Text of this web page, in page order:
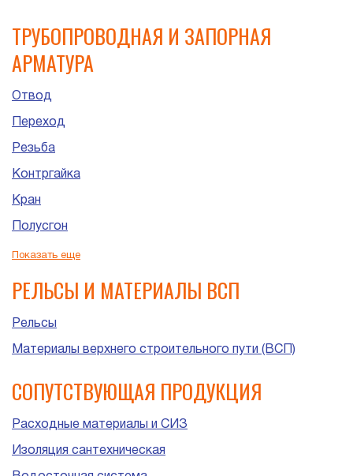
ТРУБОПРОВОДНАЯ И ЗАПОРНАЯ
АРМАТУРА
Отвод
Переход
Резьба
Контргайка
Кран
Полусгон
Сгон
Показать еще
РЕЛЬСЫ И МАТЕРИАЛЫ ВСП
Рельсы
Материалы верхнего строительного пути (ВСП)
СОПУТСТВУЮЩАЯ ПРОДУКЦИЯ
Расходные материалы и СИЗ
Изоляция сантехническая